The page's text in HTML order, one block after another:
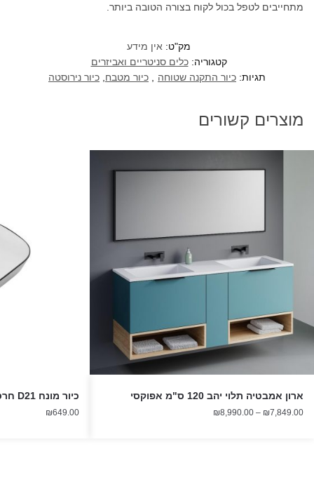
מתחייבים לטפל בכול לקוח בצורה הטובה ביותר.
מק"ט: אין מידע
קטגוריה:כלים סניטריים ואביזרים
תגיות: כיור התקנה שטוחה כיור מטבח כיור נירוסטה
מוצרים קשורים
ארון אמבטיה תלוי יהב 120 ס"מ אפוקסי
₪7,849.00
–
₪8,990.00
כיור מונח D21 חרס 50 ס"מ
₪649.00